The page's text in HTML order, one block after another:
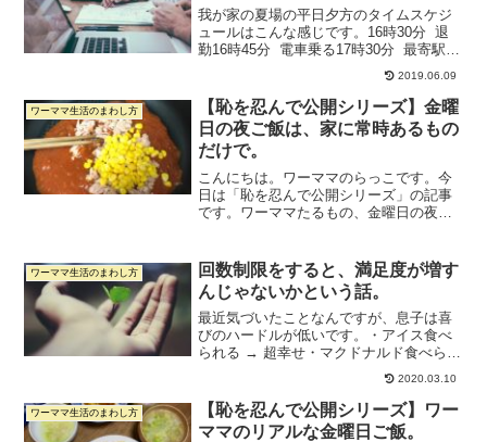
我が家の夏場の平日夕方のタイムスケジ
ュールはこんな感じです。16時30分 退
勤16時45分 電車乗る17時30分 最寄駅に
到着17時45分 保育園に到着、お迎え18
時10分 帰宅18時15分 お風呂入る（シャ
ワーのみ）18時30...
2019.06.09
ワーママ生活のまわし方
【恥を忍んで公開シリーズ】金曜
日の夜ご飯は、家に常時あるもの
だけで。
こんにちは。ワーママのらっこです。今
日は「恥を忍んで公開シリーズ」の記事
です。ワーママたるもの、金曜日の夜は
テーマです。もともと金曜日ってもう瀕
死なので、アンパンマンカ...
ワーママ生活のまわし方
回数制限をすると、満足度が増す
んじゃないかという話。
最近気づいたことなんですが、息子は喜
びのハードルが低いです。・アイス食べ
られる → 超幸せ・マクドナルド食べられ
る → 超幸せ・車（レンタカー）に乗れる
→ 超幸せ・おもちゃがもらえる → 超幸
せという感じです。なんでそうなのかな
と考えてみ...
2020.03.10
ワーママ生活のまわし方
【恥を忍んで公開シリーズ】ワー
ママのリアルな金曜日ご飯。